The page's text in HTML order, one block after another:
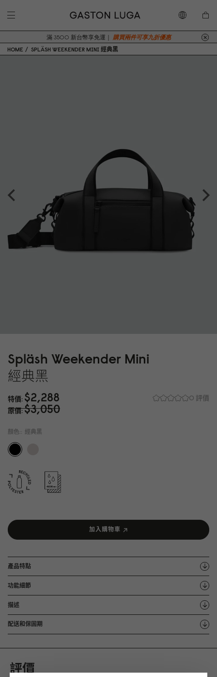
滿 3500 新台幣享免運｜ 購買兩件可享九折優惠
HOME
SPLÄSH WEEKENDER MINI 經典黑
Spläsh Weekender Mini
經典黑
0 評價
特價 $2,288
原價 $3,050
顏色:: 經典黑
加入購物車
產品特點
功能細節
描述
配送和保固期
評價